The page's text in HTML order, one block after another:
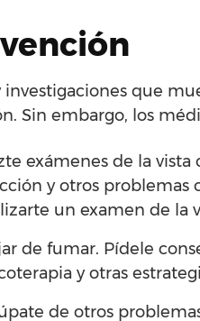
investigaciones que
Sin embargo, los
exámenes de la
y otros problemas
un examen de la
de fumar. Pídele
y otras
de otros